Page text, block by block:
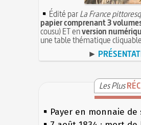
Édité parLa France
papier comprenant 3
cousu) ET enversion
une table thématique
►
Les Plus
Payer en monnaie de